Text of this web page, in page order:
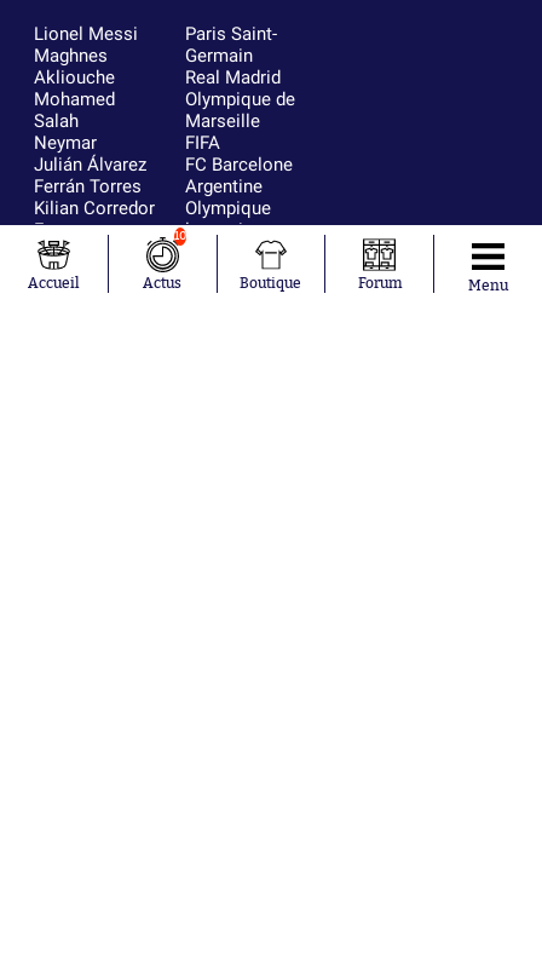
Lionel Messi
Maghnes
Akliouche
Mohamed
Salah
Neymar
Julián Álvarez
Ferrán Torres
Kilian Corredor
Franco
Mastantuono
Orel Mangala
Rio Mavuba
Paris Saint-
Germain
Real Madrid
Olympique de
Marseille
FIFA
FC Barcelone
Argentine
Olympique
lyonnais
AS Monaco
RC Strasbourg
Trabzonspor
Accueil
10
Actus Boutique Forum Menu